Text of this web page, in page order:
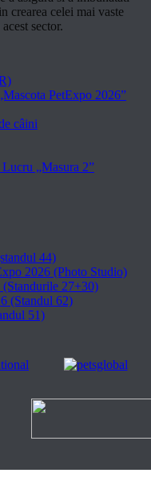
crearea celei mai vaste
sector.
PetExpo 2026”
câini
„Masura 2”
44)
2026 (Photo Studio)
27+30)
(Standul 62)
51)